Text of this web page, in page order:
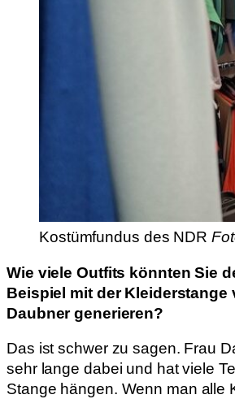
Kostümfundus des NDR
Wie viele Outfits könnten Sie
Beispiel mit der Kleiderstange
Daubner generieren?
Das ist schwer zu sagen. Frau
sehr lange dabei und hat viele
Stange hängen. Wenn man alle